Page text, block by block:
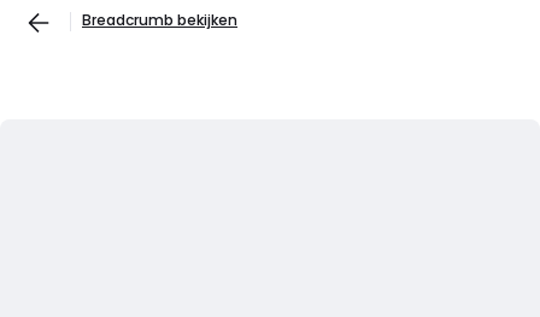
Breadcrumb bekijken